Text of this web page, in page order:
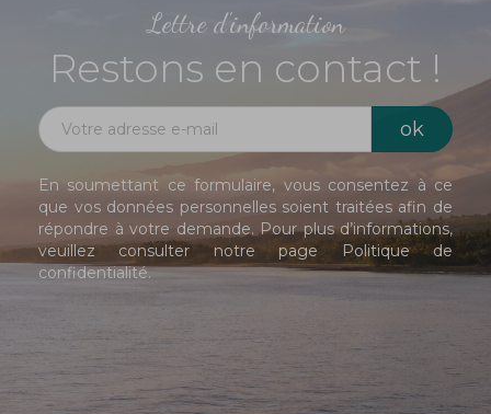
Lettre d'information
Restons en contact !
En soumettant ce formulaire, vous consentez à ce
que vos données personnelles soient traitées afin de
répondre à votre demande. Pour plus d’informations,
veuillez consulter notre page Politique de
confidentialité.